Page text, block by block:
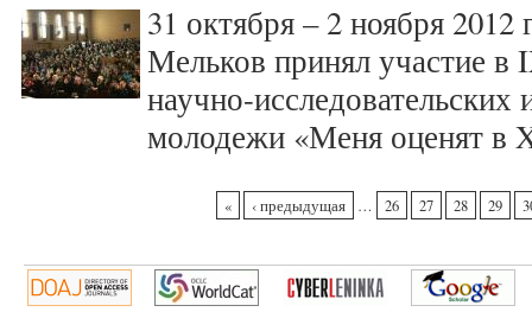
31 октября – 2 ноября
Мельков принял участие в
научно-исследовательских
молодежи «Меня оценят в
« ‹ предыдущая … 26 27 28 29